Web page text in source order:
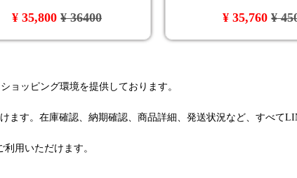
¥ 35,800¥ 36400 ¥ 35,760¥
ョッピング環境を提供しております。
ます。在庫確認、納期確認、商品詳細、発送状況など、すべて
用いただけます。